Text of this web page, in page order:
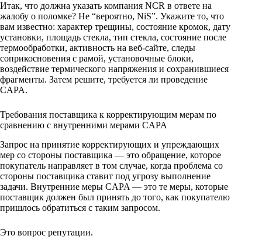
Итак, что должна указать компания NCR в ответе на
жалобу о поломке? Не “вероятно, NiS”. Укажите то, что
вам известно: характер трещины, состояние кромок, дату
установки, площадь стекла, тип стекла, состояние после
термообработки, активность на веб-сайте, следы
соприкосновения с рамой, установочные блоки,
воздействие термического напряжения и сохранившиеся
фрагменты. Затем решите, требуется ли проведение
CAPA.
Требования поставщика к корректирующим мерам по
сравнению с внутренними мерами CAPA
Запрос на принятие корректирующих и упреждающих
мер со стороны поставщика — это обращение, которое
покупатель направляет в том случае, когда проблема со
стороны поставщика ставит под угрозу выполнение
задачи. Внутренние меры CAPA — это те меры, которые
поставщик должен был принять до того, как покупателю
пришлось обратиться с таким запросом.
Это вопрос репутации.